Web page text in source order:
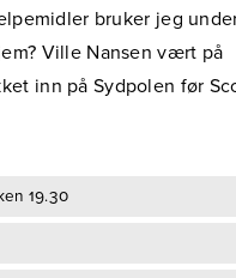
bruker jeg
Ville Nansen vært på
inn på Sydpolen før
19.30